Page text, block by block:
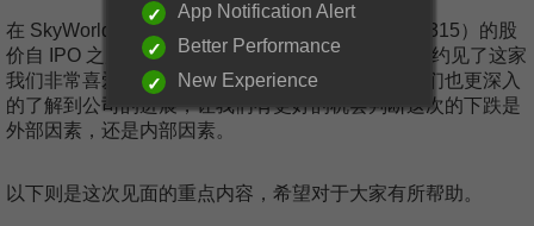
在 SkyWorld Development Berhad（SKYWLD、5315）的股
价自 IPO 之后就 “跌跌不休” 后，我们团队很有幸的约见了这家
我们非常喜爱的房地产发展商的管理层，从中，我们也更深入
的了解到公司的进展，让我们有更好的机会判断这次的下跌是
外部因素，还是内部因素。
以下则是这次见面的重点内容，希望对于大家有所帮助。
App Notification Alert
Better Performance
New Experience